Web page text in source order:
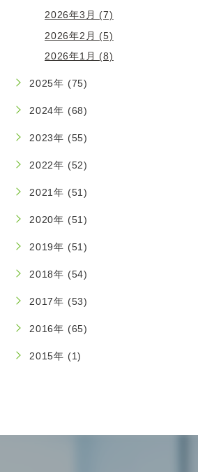
2026年3月 (7)
2026年2月 (5)
2026年1月 (8)
2025年 (75)
2024年 (68)
2023年 (55)
2022年 (52)
2021年 (51)
2020年 (51)
2019年 (51)
2018年 (54)
2017年 (53)
2016年 (65)
2015年 (1)